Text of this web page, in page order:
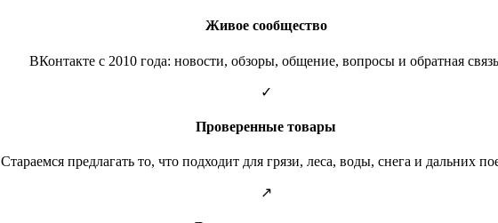
Живое сообщество
ВКонтакте с 2010 года: новости, обзоры, общение, вопросы и обратная
✓
Проверенные товары
Стараемся предлагать то, что подходит для грязи, леса, воды, снега и дальних
↗